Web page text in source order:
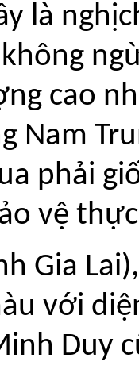
là
cao
Nam
phải
vệ
Gia
với
Duy